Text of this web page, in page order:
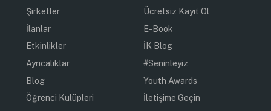
Şirketler
İlanlar
Etkinlikler
Ayrıcalıklar
Blog
Öğrenci Kulüpleri
Ücretsiz Kayıt Ol
E-Book
İK Blog
#Seninleyiz
Youth Awards
İletişime Geçin